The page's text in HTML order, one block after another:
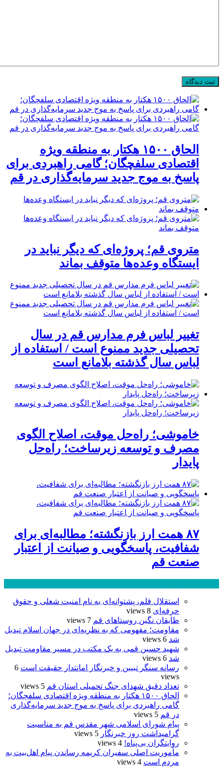
الحاق ۱۵۰۰ هکتار به منطقه ویژه
اقتصادی سلفچگان؛ گامی راهبردی برای
پاسخ به موج جدید سرمایه‌گذاری در قم
متروی قم؛ پروژه‌ای که دیگر نباید در
ایستگاه وعده‌ها متوقف بماند
تغییر لباس فرم مدارس قم در سال
تحصیلی جدید ممنوع است / استفاده از
لباس سال گذشته بلامانع است
خاموشی؛ راه‌حل موقت، اصلاح الگوی
مصرف و توسعه زیرساخت؛ راه‌حل
پایدار
۸۷ همت ارز بازنگشته؛ مطالبه‌ای برای
شفافیت، پاسخگویی و صیانت از اعتبار
صنعت قم
استقلال قلم، پشتوانه‌ای به نام امنیت شغلی و حقوق
حرفه‌ای 8 views
طایقان نگین روستاهای قم 7 views
مقاومت؛ مفهومی که به نظریه‌ای در جهان اسلام تبدیل
شد 6 views
شهید حسین قمی به یک مکتب در مسیر مقاومت تبدیل
شد 6 views
رسانه سنگر تبیین و خبرنگار امانتدار حقیقت است 6
views
تعداد دقیق شهدای جنگ تحمیلی استان قم 5 views
الحاق ۱۵۰۰ هکتار به منطقه ویژه اقتصادی سلفچگان؛
گامی راهبردی برای پاسخ به موج جدید سرمایه‌گذاری
در قم 5 views
پیام شورای اسلامی شهر مقدس قم به مناسبت
گرامیداشت روز خبرنگار 5 views
روایتگران بی‌پناه! 4 views
مأموریت اصلی سفیران کریمه رساندن پیام اهل‌بیت به
مردم است 4 views